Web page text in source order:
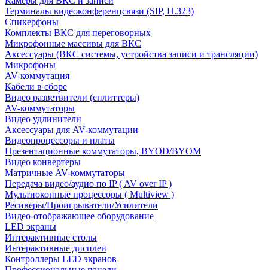
Терминалы видеоконференцсвязи (SIP, H.323)
Спикерфоны
Комплекты ВКС для переговорных
Микрофонные массивы для ВКС
Аксессуары (ВКС системы, устройства записи и трансляции)
Микрофоны
AV-коммутация
Кабели в сборе
Видео разветвители (сплиттеры)
AV-коммутаторы
Видео удлинители
Аксессуары для AV-коммутации
Видеопроцессоры и платы
Презентационные коммутаторы, BYOD/BYOM
Видео конвертеры
Матричные AV-коммутаторы
Передача видео/аудио по IP ( AV over IP )
Мультиоконные процессоры ( Multiview )
Ресиверы/Проигрыватели/Усилители
Видео-отображающее оборудование
LED экраны
Интерактивные столы
Интерактивные дисплеи
Контроллеры LED экранов